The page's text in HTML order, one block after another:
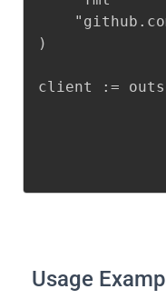
)
client :=
Usage